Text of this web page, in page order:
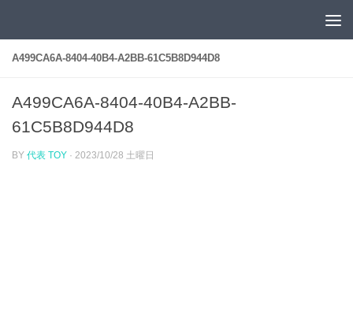
A499CA6A-8404-40B4-A2BB-61C5B8D944D8
A499CA6A-8404-40B4-A2BB-
61C5B8D944D8
BY 代表 TOY · 2023/10/28 土曜日